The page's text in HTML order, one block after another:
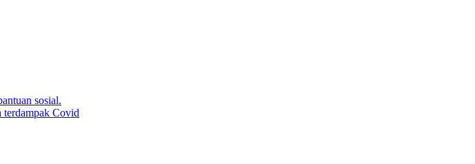
sosial.
terdampak Covid